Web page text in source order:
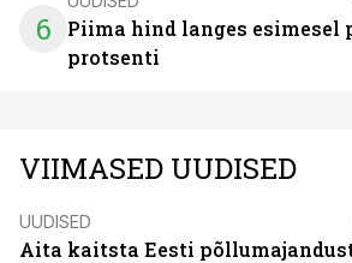
6
Piima hind langes esimesel
protsenti
VIIMASED UUDISED
UUDISED
Aita kaitsta Eesti